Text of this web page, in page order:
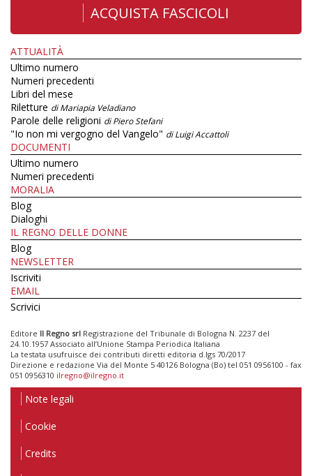
ACQUISTA FASCICOLI
ATTUALITÀ
Ultimo numero
Numeri precedenti
Libri del mese
Riletture di Mariapia Veladiano
Parole delle religioni di Piero Stefani
"Io non mi vergogno del Vangelo" di Luigi Accattoli
DOCUMENTI
Ultimo numero
Numeri precedenti
MORALIA
Blog
Dialoghi
IL REGNO DELLE DONNE
Blog
NEWSLETTER
Iscriviti
EMAIL
Scrivici
Editore Il Regno srl Registrazione del Tribunale di Bologna N. 2237 del
24.10.1957 Associato all’Unione Stampa Periodica Italiana
La testata usufruisce dei contributi diretti editoria d.lgs 70/2017
Direzione e redazione Via del Monte 5 40126 Bologna (Bo) tel 051 0956100 - fax
051 0956310 ilregno@ilregno.it
Note legali
Cookie
Credits